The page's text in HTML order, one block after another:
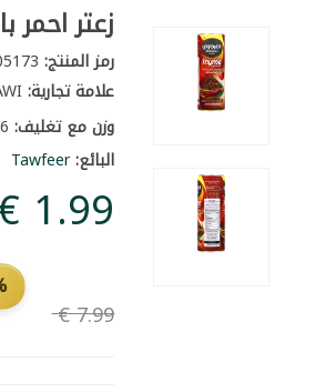
زعتر احمر
رمز المنتج:405173
علامة تجارية:ALARJAWI
وزن مع تغليف:0.6 كغ
البائع:Tawfeer
‏7.99 €